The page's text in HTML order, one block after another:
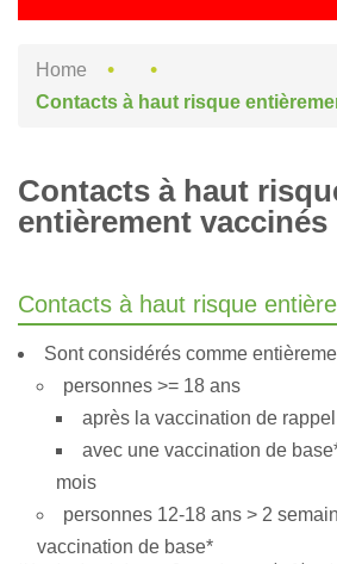
Breadcrumb
Home
Contacts à haut risque
Contacts à haut
entièrement vaccinés
Contacts à haut risque
Sont considérés comme
personnes >= 18 ans
après la vaccination de
avec une vaccination de
mois
personnes 12-18 ans > 2
vaccination de base*